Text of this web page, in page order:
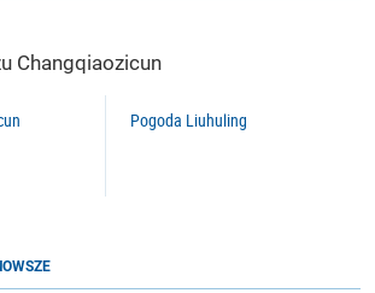
Changqiaozicun
Pogoda Liuhuling